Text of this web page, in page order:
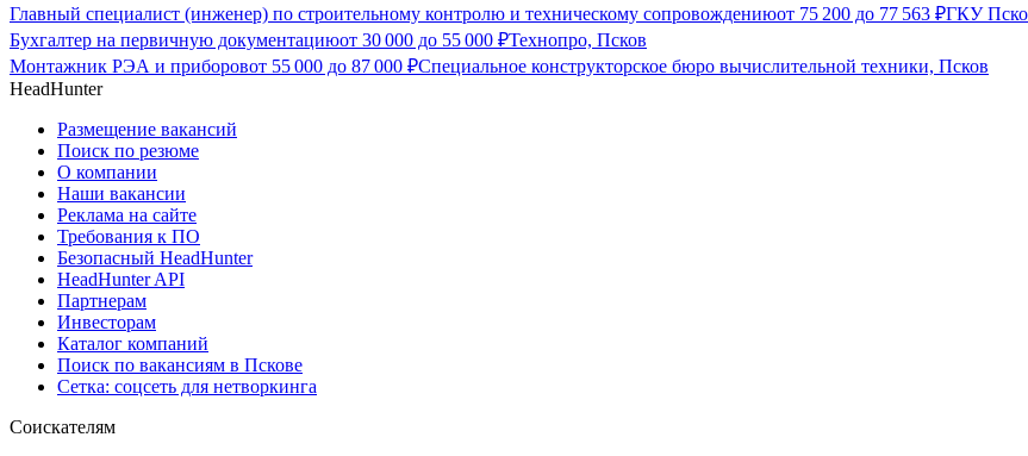
Главный специалист (инженер) по строительному контролю и техническому сопровождениюот 75 200 до 77 563 ₽ГКУ
Бухгалтер на первичную документациюот 30 000 до 55 000 ₽Технопро, Псков
Монтажник РЭА и приборовот 55 000 до 87 000 ₽Специальное конструкторское бюро вычислительной техники, Псков
HeadHunter
Размещение вакансий
Поиск по резюме
О компании
Наши вакансии
Реклама на сайте
Требования к ПО
Безопасный HeadHunter
HeadHunter API
Партнерам
Инвесторам
Каталог компаний
Поиск по вакансиям в Пскове
Сетка: соцсеть для нетворкинга
Соискателям